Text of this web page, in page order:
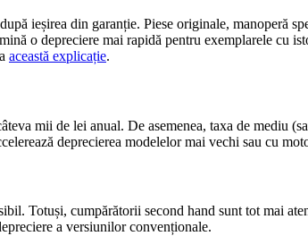
ieșirea din garanție. Piese originale, manoperă
o depreciere mai rapidă pentru exemplarele cu
această explicație.
mii de lei anual. De asemenea, taxa de mediu
deprecierea modelelor mai vechi sau cu
Totuși, cumpărătorii second hand sunt tot mai
a versiunilor convenționale.